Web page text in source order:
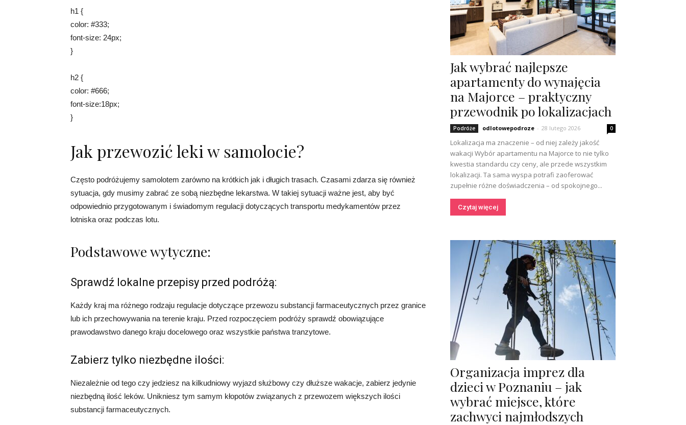
h1 {
color: #333;
font-size: 24px;
}
h2 {
color: #666;
font-size:18px;
}
Jak przewozić leki w samolocie?
Często podróżujemy samolotem zarówno na krótkich jak i długich trasach. Czasami zdarza się również
sytuacja, gdy musimy zabrać ze sobą niezbędne lekarstwa. W takiej sytuacji ważne jest, aby być
odpowiednio przygotowanym i świadomym regulacji dotyczących transportu medykamentów przez
lotniska oraz podczas lotu.
Podstawowe wytyczne:
Sprawdź lokalne przepisy przed podróżą:
Każdy kraj ma różnego rodzaju regulacje dotyczące przewozu substancji farmaceutycznych przez granice
lub ich przechowywania na terenie kraju. Przed rozpoczęciem podróży sprawdź obowiązujące
prawodawstwo danego kraju docelowego oraz wszystkie państwa tranzytowe.
Zabierz tylko niezbędne ilości:
Niezależnie od tego czy jedziesz na kilkudniowy wyjazd służbowy czy dłuższe wakacje, zabierz jedynie
niezbędną ilość leków. Unikniesz tym samym kłopotów związanych z przewozem większych ilości
substancji farmaceutycznych.
Jak wybrać najlepsze
apartamenty do wynajęcia
na Majorce – praktyczny
przewodnik po lokalizacjach
Podróże odlotowepodroze - 28 lutego 2026 0
Lokalizacja ma znaczenie – od niej zależy jakość
wakacji Wybór apartamentu na Majorce to nie tylko
kwestia standardu czy ceny, ale przede wszystkim
lokalizacji. Ta sama wyspa potrafi zaoferować
zupełnie różne doświadczenia – od spokojnego...
Czytaj więcej
Organizacja imprez dla
dzieci w Poznaniu – jak
wybrać miejsce, które
zachwyci najmłodszych